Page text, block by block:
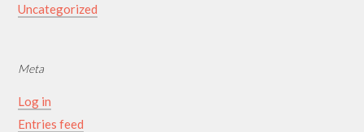
Uncategorized
Meta
Log in
Entries feed